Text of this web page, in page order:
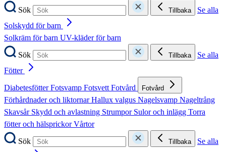
Sök
Tillbaka
Se alla
Solskydd för barn
Solkräm för barn UV-kläder för barn
Sök
Tillbaka
Se alla
Fötter
DiabetesfötterFotsvamp FotsvettFotvård Fotvård
Förhårdnader och liktornarHallux valgus Nagelsvamp Nageltrång
Skavsår Skydd och avlastning Strumpor Sulor och inlägg Torra
fötter och hälsprickorVårtor
Sök
Tillbaka
Se alla